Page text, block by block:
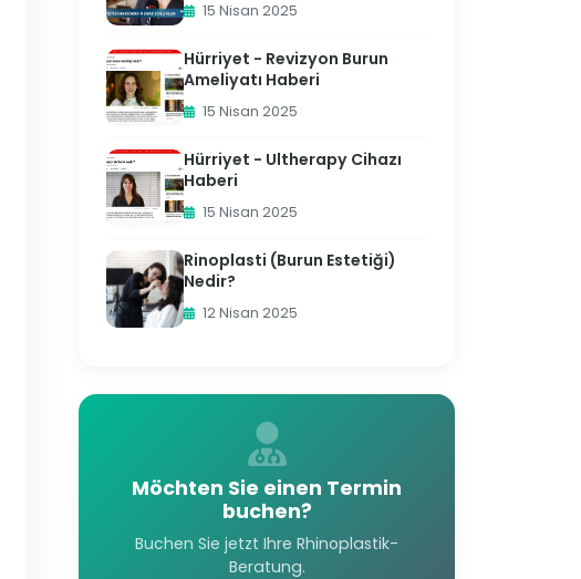
15 Nisan 2025
Hürriyet - Revizyon Burun
Ameliyatı Haberi
15 Nisan 2025
Hürriyet - Ultherapy Cihazı
Haberi
15 Nisan 2025
Rinoplasti (Burun Estetiği)
Nedir?
12 Nisan 2025
Möchten Sie einen Termin
buchen?
Buchen Sie jetzt Ihre Rhinoplastik-
Beratung.